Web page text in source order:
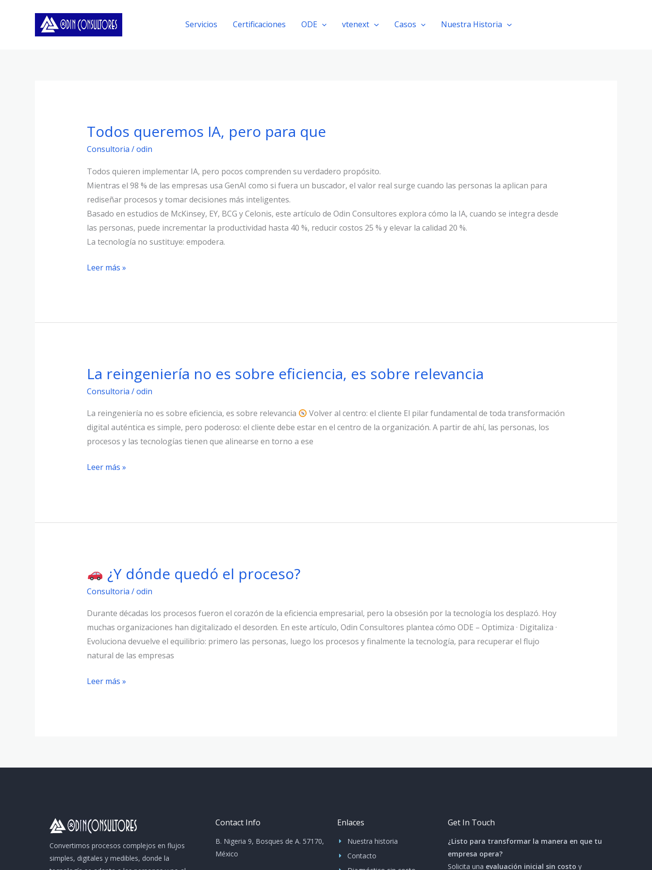
contenido
Servicios Certificaciones ODE vtenext Casos Nuestra Historia
Todos queremos IA, pero para que
Consultoria /odin
Todos quieren implementar IA, pero pocos comprenden su verdadero propósito.
Mientras el 98 % de las empresas usa GenAI como si fuera un buscador, el valor real surge cuando las personas la aplican para
rediseñar procesos y tomar decisiones más inteligentes.
Basado en estudios de McKinsey, EY, BCG y Celonis, este artículo de Odin Consultores explora cómo la IA, cuando se integra desde
las personas, puede incrementar la productividad hasta 40 %, reducir costos 25 % y elevar la calidad 20 %.
La tecnología no sustituye: empodera.
Todos
pero
para
que
Leer más »
La reingeniería no es sobre eficiencia, es sobre relevancia
Consultoria /odin
La reingeniería no es sobre eficiencia, es sobre relevancia
Volver al centro: el cliente El pilar fundamental de toda transformación
digital auténtica es simple, pero poderoso: el cliente debe estar en el centro de la organización. A partir de ahí, las personas, los
procesos y las tecnologías tienen que alinearse en torno a ese
La
es
sobre
eficiencia,
sobre
Leer más »
¿Y dónde quedó el proceso?
Consultoria /odin
Durante décadas los procesos fueron el corazón de la eficiencia empresarial, pero la obsesión por la tecnología los desplazó. Hoy
muchas organizaciones han digitalizado el desorden. En este artículo, Odin Consultores plantea cómo ODE – Optimiza · Digitaliza ·
Evoluciona devuelve el equilibrio: primero las personas, luego los procesos y finalmente la tecnología, para recuperar el flujo
natural de las empresas
quedó
el
proceso?
Leer más »
Convertimos procesos complejos en flujos
simples, digitales y medibles, donde la
Contact Info
B. Nigeria 9, Bosques de A. 57170,
México
Enlaces
Nuestra historia
Contacto
Get In Touch
¿Listo para transformar la manera en que tu
empresa opera?
Solicita una evaluación inicial sin costo y